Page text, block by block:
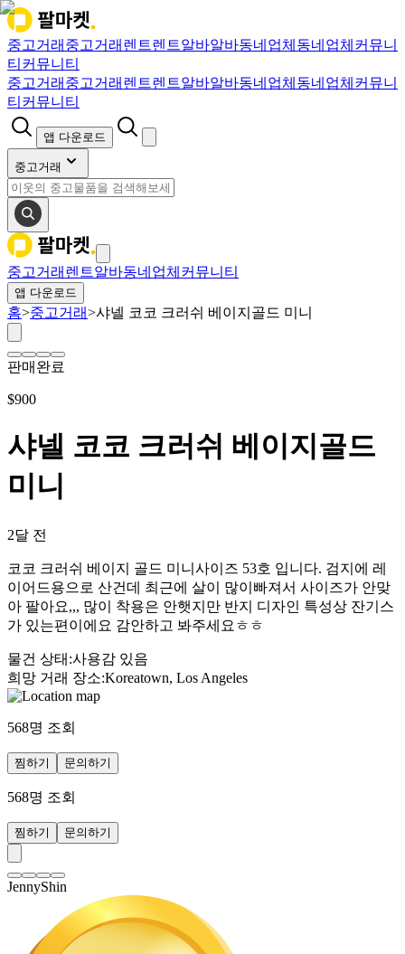
중고거래 중고거래 렌트렌트알바알바동네업체 동네업체 커뮤니
티 커뮤니티
중고거래 중고거래 렌트렌트알바알바동네업체 동네업체 커뮤니
티 커뮤니티
앱 다운로드
중고거래
중고거래 렌트알바동네업체 커뮤니티
앱 다운로드
홈>중고거래>샤넬 코코 크러쉬 베이지골드 미니
판매완료
$900
샤넬 코코 크러쉬 베이지골드
미니
2달 전
코코 크러쉬 베이지 골드 미니사이즈 53호 입니다. 검지에 레
이어드용으로 산건데 최근에 살이 많이빠져서 사이즈가 안맞
아 팔아요,,, 많이 착용은 안햇지만 반지 디자인 특성상 잔기스
가 있는편이에요 감안하고 봐주세요ㅎㅎ
물건 상태 :사용감 있음
희망 거래 장소:Koreatown, Los Angeles
568명 조회
찜하기 문의하기
568명 조회
찜하기 문의하기
JennyShin